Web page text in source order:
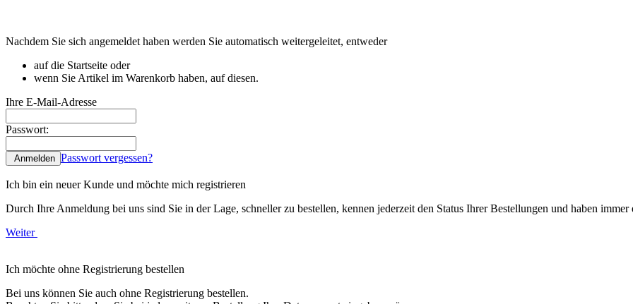
Nachdem Sie sich angemeldet haben werden Sie automatisch weitergeleitet, entweder
auf die Startseite oder
wenn Sie Artikel im Warenkorb haben, auf diesen.
Ihre E-Mail-Adresse
Passwort:
Anmelden Passwort vergessen?
Ich bin ein neuer Kunde und möchte mich registrieren
Durch Ihre Anmeldung bei uns sind Sie in der Lage, schneller zu bestellen, kennen jederzeit den Status Ihrer Bestellungen und haben
Weiter
Ich möchte ohne Registrierung bestellen
Bei uns können Sie auch ohne Registrierung bestellen.